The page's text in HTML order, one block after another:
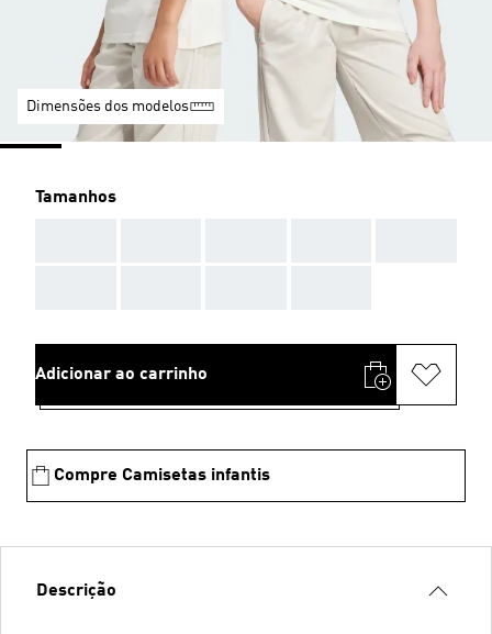
Dimensões dos modelos
Tamanhos
Adicionar ao carrinho
Compre Camisetas infantis
Descrição